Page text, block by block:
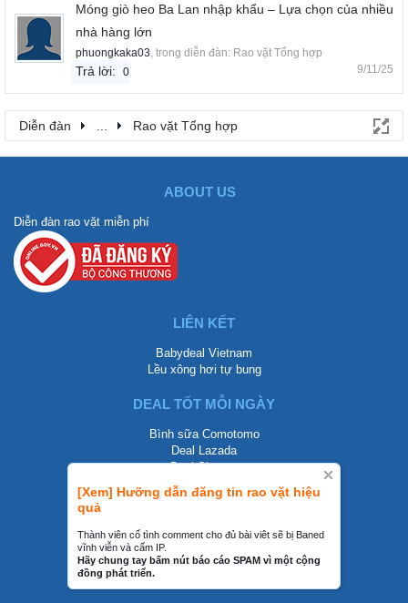
[Xem] Hưỡng dẫn đăng tin rao vặt hiệu
quả
Thành viên cố tình comment cho đủ bài viêt sẽ bị Baned
vĩnh viễn và cấm IP.
Hãy chung tay bấm nút báo cáo SPAM vì một cộng
đồng phát triển.
Móng giò heo Ba Lan nhập khẩu – Lựa chọn của nhiều
nhà hàng lớn
phuongkaka03, trong diễn đàn: Rao vặt Tổng hợp
Trả lời: 0 9/11/25
Diễn đàn Rao vặt Tổng hợp
ABOUT US
Diễn đàn rao vặt miễn phí
LIÊN KẾT
Babydeal Vietnam
Lều xông hơi tự bung
DEAL TỐT MỖI NGÀY
Bình sữa Comotomo
Deal Lazada
Deal Shopee
LIÊN HỆ
0858002468
contact@mraovat.vn